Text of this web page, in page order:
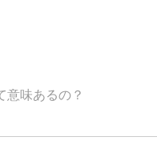
意味あるの？